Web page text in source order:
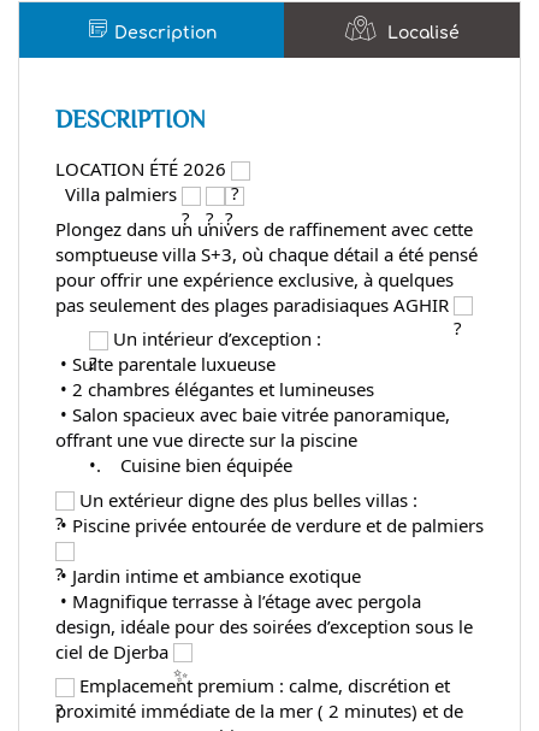
Description Localisé
DESCRIPTION
LOCATION ÉTÉ 2026
  Villa palmiers
Plongez dans un univers de raffinement avec cette
somptueuse villa S+3, où chaque détail a été pensé
pour offrir une expérience exclusive, à quelques
pas seulement des plages paradisiaques AGHIR
Un intérieur d’exception :
• Suite parentale luxueuse
• 2 chambres élégantes et lumineuses
offrant une vue directe sur la piscine
       •.    Cuisine bien équipée
Un extérieur digne des plus belles villas :
• Jardin intime et ambiance exotique
design, idéale pour des soirées d’exception sous le
ciel de Djerba
Emplacement premium : calme, discrétion et
proximité immédiate de la mer ( 2 minutes) et de